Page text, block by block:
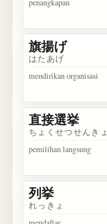
penangkapan
旗揚げ
はたあげ
mendirikan organisasi
直接選挙
ちょくせつせんきょ
pemilihan langsung
列挙
れっきょ